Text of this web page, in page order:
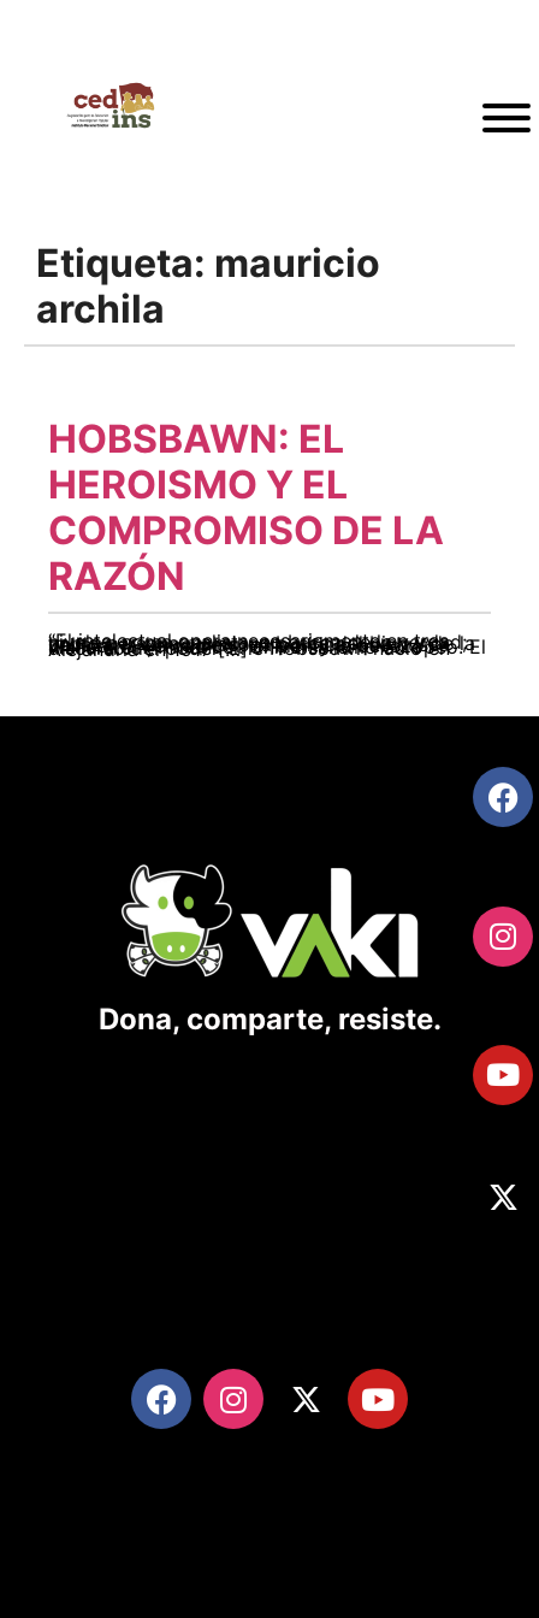
Etiqueta: mauricio
archila
HOBSBAWN: EL
HEROISMO Y EL
COMPROMISO DE LA
RAZÓN
“El intelectual opera necesariamente en tres niveles: como analista, en busca de la verdad; como persona moral, en busca del bien y de la belleza; y como persona política, que busca unificar la verdad con el bien y la belleza”. Wallerstein, Inmanuel. Universalismo europeo. El discurso del poder. Eric Hobsbawn nació en Alejandría en 1917 […]
Dona, comparte, resiste.